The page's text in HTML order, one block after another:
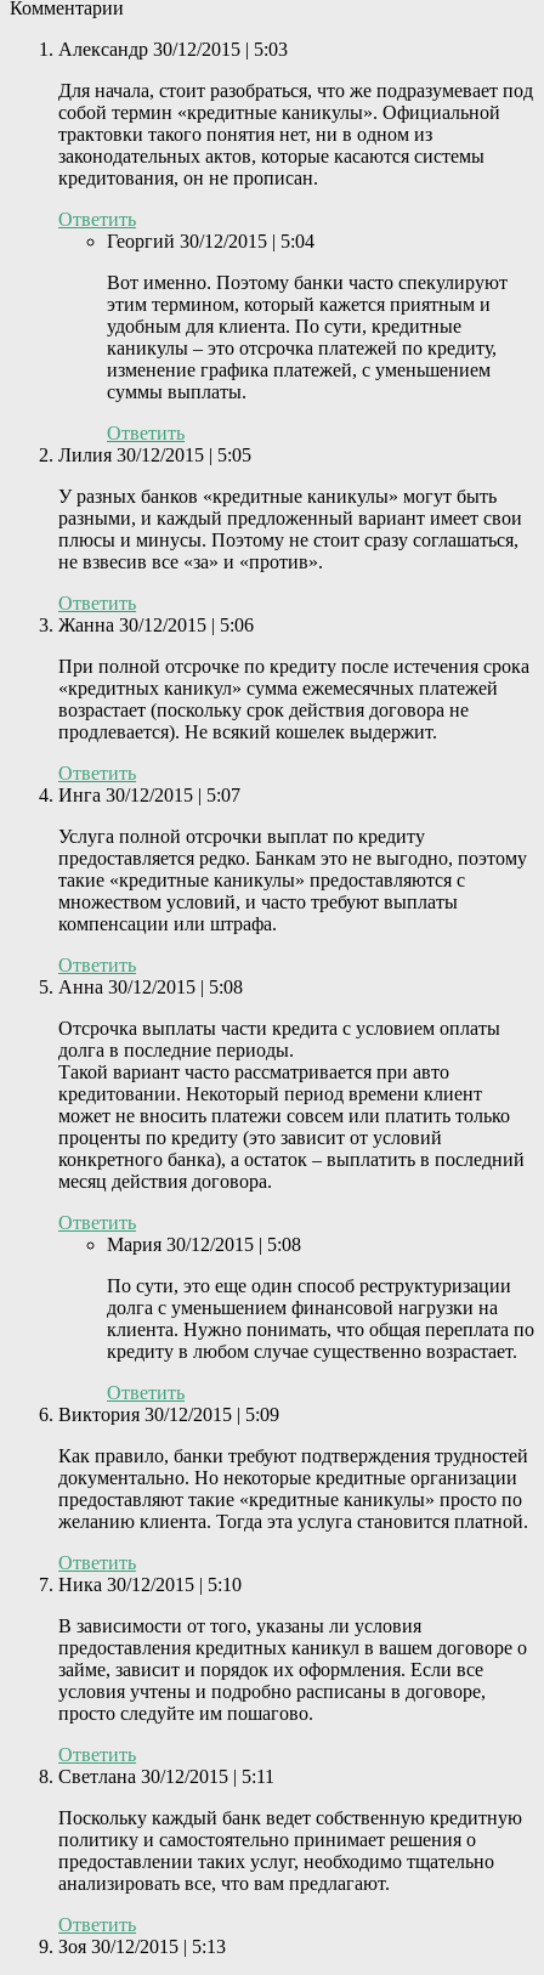
Комментарии
Александр 30/12/2015 | 5:03
Для начала, стоит разобраться, что же подразумевает под
собой термин «кредитные каникулы». Официальной
трактовки такого понятия нет, ни в одном из
законодательных актов, которые касаются системы
кредитования, он не прописан.
Ответить
Георгий 30/12/2015 | 5:04
Вот именно. Поэтому банки часто спекулируют
этим термином, который кажется приятным и
удобным для клиента. По сути, кредитные
каникулы – это отсрочка платежей по кредиту,
изменение графика платежей, с уменьшением
суммы выплаты.
Ответить
Лилия 30/12/2015 | 5:05
У разных банков «кредитные каникулы» могут быть
разными, и каждый предложенный вариант имеет свои
плюсы и минусы. Поэтому не стоит сразу соглашаться,
не взвесив все «за» и «против».
Ответить
Жанна 30/12/2015 | 5:06
При полной отсрочке по кредиту после истечения срока
«кредитных каникул» сумма ежемесячных платежей
возрастает (поскольку срок действия договора не
продлевается). Не всякий кошелек выдержит.
Ответить
Инга 30/12/2015 | 5:07
Услуга полной отсрочки выплат по кредиту
предоставляется редко. Банкам это не выгодно, поэтому
такие «кредитные каникулы» предоставляются с
множеством условий, и часто требуют выплаты
компенсации или штрафа.
Ответить
Анна 30/12/2015 | 5:08
Отсрочка выплаты части кредита с условием оплаты
долга в последние периоды.
Такой вариант часто рассматривается при авто
кредитовании. Некоторый период времени клиент
может не вносить платежи совсем или платить только
проценты по кредиту (это зависит от условий
конкретного банка), а остаток – выплатить в последний
месяц действия договора.
Ответить
Мария 30/12/2015 | 5:08
По сути, это еще один способ реструктуризации
долга с уменьшением финансовой нагрузки на
клиента. Нужно понимать, что общая переплата по
кредиту в любом случае существенно возрастает.
Ответить
Виктория 30/12/2015 | 5:09
Как правило, банки требуют подтверждения трудностей
документально. Но некоторые кредитные организации
предоставляют такие «кредитные каникулы» просто по
желанию клиента. Тогда эта услуга становится платной.
Ответить
Ника 30/12/2015 | 5:10
В зависимости от того, указаны ли условия
предоставления кредитных каникул в вашем договоре о
займе, зависит и порядок их оформления. Если все
условия учтены и подробно расписаны в договоре,
просто следуйте им пошагово.
Ответить
Светлана 30/12/2015 | 5:11
Поскольку каждый банк ведет собственную кредитную
политику и самостоятельно принимает решения о
предоставлении таких услуг, необходимо тщательно
анализировать все, что вам предлагают.
Ответить
Зоя 30/12/2015 | 5:13